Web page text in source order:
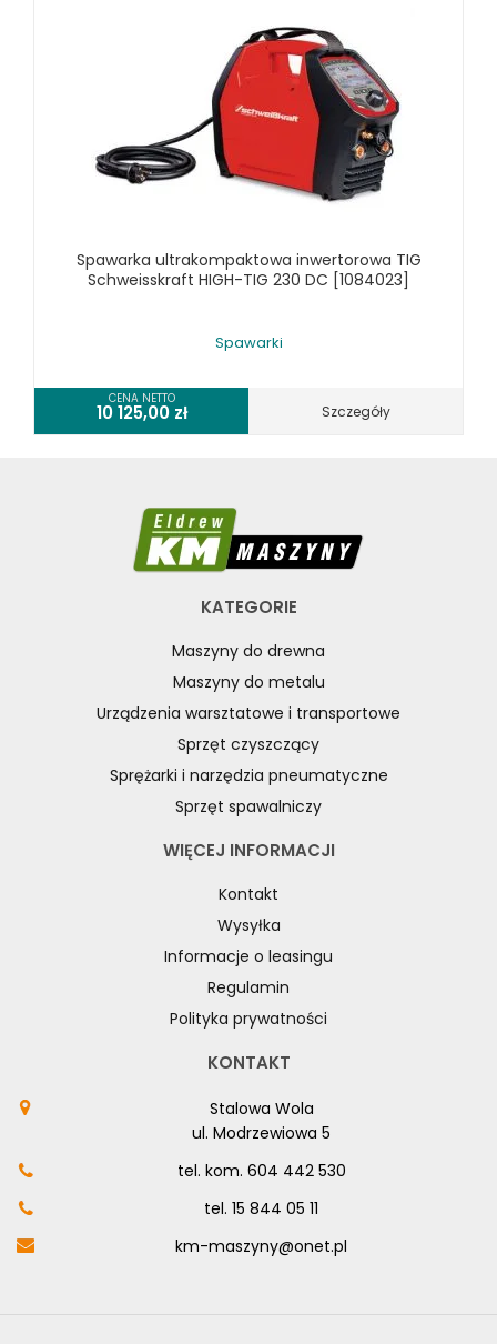
Spawarka ultrakompaktowa inwertorowa TIG
Schweisskraft HIGH-TIG 230 DC [1084023]
Spawarki
CENA NETTO
10 125,00 zł Szczegóły
KATEGORIE
Maszyny do drewna
Maszyny do metalu
Urządzenia warsztatowe i transportowe
Sprzęt czyszczący
Sprężarki i narzędzia pneumatyczne
Sprzęt spawalniczy
WIĘCEJ INFORMACJI
Kontakt
Wysyłka
Informacje o leasingu
Regulamin
Polityka prywatności
KONTAKT
Stalowa Wola
ul. Modrzewiowa 5
tel. kom. 604 442 530
tel. 15 844 05 11
km-maszyny@onet.pl